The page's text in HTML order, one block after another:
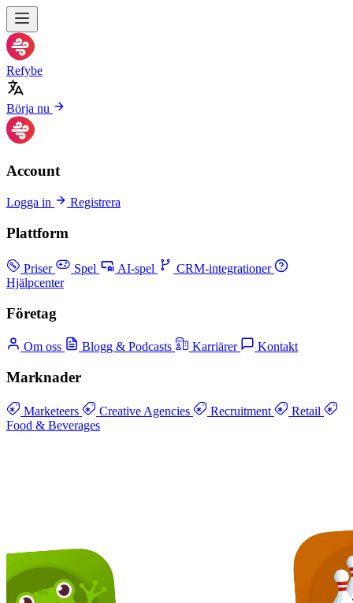
Refybe
Börja nu
Account
Logga in Registrera
Plattform
Priser Spel AI-spel
CRM-integrationer
Hjälpcenter
Företag
Om oss Blogg & Podcasts Karriärer Kontakt
Marknader
Marketeers Creative Agencies Recruitment
Retail
Food & Beverages